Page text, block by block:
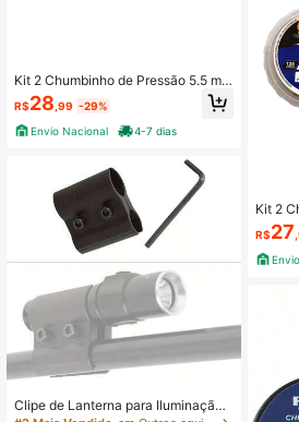
Kit 2 Chumbinho de Pressão 5.5 mm
Thunder Lobo
R$28 ,99 -29%
Envio Nacional
4-7 dias
Clipe de Lanterna para Iluminação
Kit 2
R$27